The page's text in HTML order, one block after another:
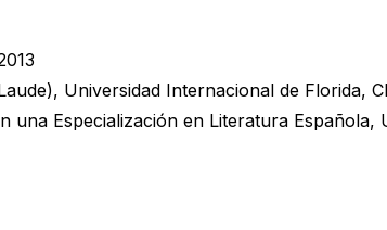
Universidad Internacional de Florida,
Especialización en Literatura Española,